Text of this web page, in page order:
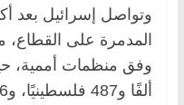
وتواصل إسرائيل بعد
المدمرة على القطاع،